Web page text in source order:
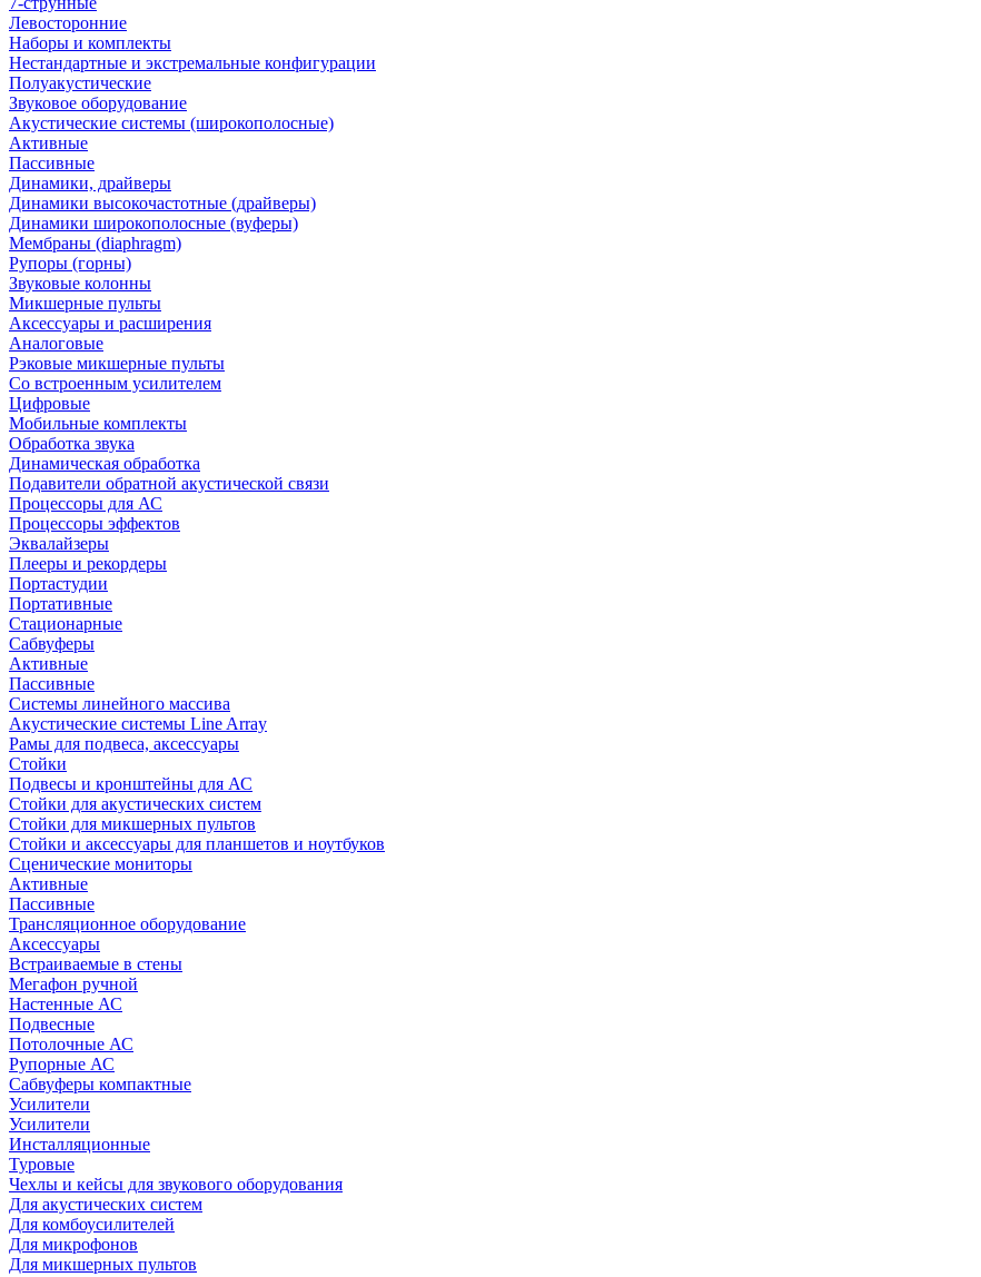
Левосторонние
Наборы и комплекты
Нестандартные и экстремальные конфигурации
Полуакустические
Звуковое оборудование
Акустические системы (широкополосные)
Активные
Пассивные
Динамики, драйверы
Динамики высокочастотные (драйверы)
Динамики широкополосные (вуферы)
Мембраны (diaphragm)
Рупоры (горны)
Звуковые колонны
Микшерные пульты
Аксессуары и расширения
Аналоговые
Рэковые микшерные пульты
Со встроенным усилителем
Цифровые
Мобильные комплекты
Обработка звука
Динамическая обработка
Подавители обратной акустической связи
Процессоры для АС
Процессоры эффектов
Эквалайзеры
Плееры и рекордеры
Портастудии
Портативные
Стационарные
Сабвуферы
Активные
Пассивные
Системы линейного массива
Акустические системы Line Array
Рамы для подвеса, аксессуары
Стойки
Подвесы и кронштейны для АС
Стойки для акустических систем
Стойки для микшерных пультов
Стойки и аксессуары для планшетов и ноутбуков
Сценические мониторы
Активные
Пассивные
Трансляционное оборудование
Аксессуары
Встраиваемые в стены
Мегафон ручной
Настенные АС
Подвесные
Потолочные АС
Рупорные АС
Сабвуферы компактные
Усилители
Усилители
Инсталляционные
Туровые
Чехлы и кейсы для звукового оборудования
Для акустических систем
Для комбоусилителей
Для микрофонов
Для микшерных пультов